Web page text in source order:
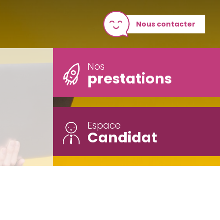
Nous contacter
Nos
prestations
Espace
Candidat